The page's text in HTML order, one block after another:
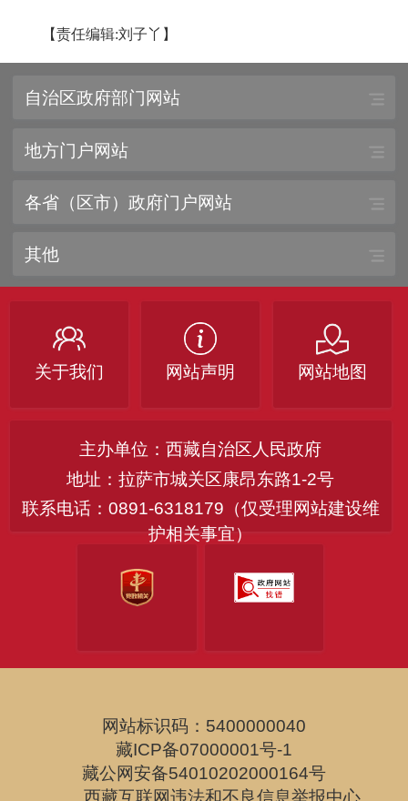
【责任编辑:刘子丫】
自治区政府部门网站
地方门户网站
各省（区市）政府门户网站
其他
关于我们 网站声明 网站地图
主办单位：西藏自治区人民政府
地址：拉萨市城关区康昂东路1-2号
联系电话：0891-6318179（仅受理网站建设维
护相关事宜）
网站标识码：5400000040
藏ICP备07000001号-1
藏公网安备54010202000164号
西藏互联网违法和不良信息举报中心